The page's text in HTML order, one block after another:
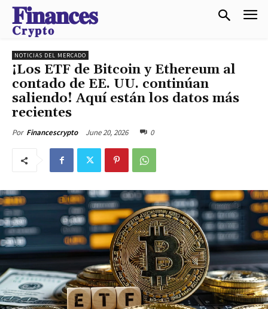
𝐅𝐢𝐧𝐚𝐧𝐜𝐞𝐬
𝐂𝐫𝐲𝐩𝐭𝐨
NOTICIAS DEL MERCADO
¡Los ETF de Bitcoin y Ethereum al
contado de EE. UU. continúan
saliendo! Aquí están los datos más
recientes
Por Financescrypto June 20, 2026 0